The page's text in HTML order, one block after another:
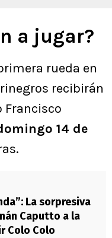
a jugar?
rueda en
recibirán
Francisco
14 de
La sorpresiva
Caputto a la
Colo Colo